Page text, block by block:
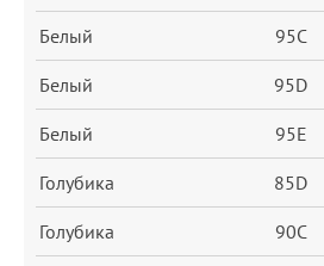
Белый 95C
Белый 95D
Белый 95E
Голубика 85D
Голубика 90C